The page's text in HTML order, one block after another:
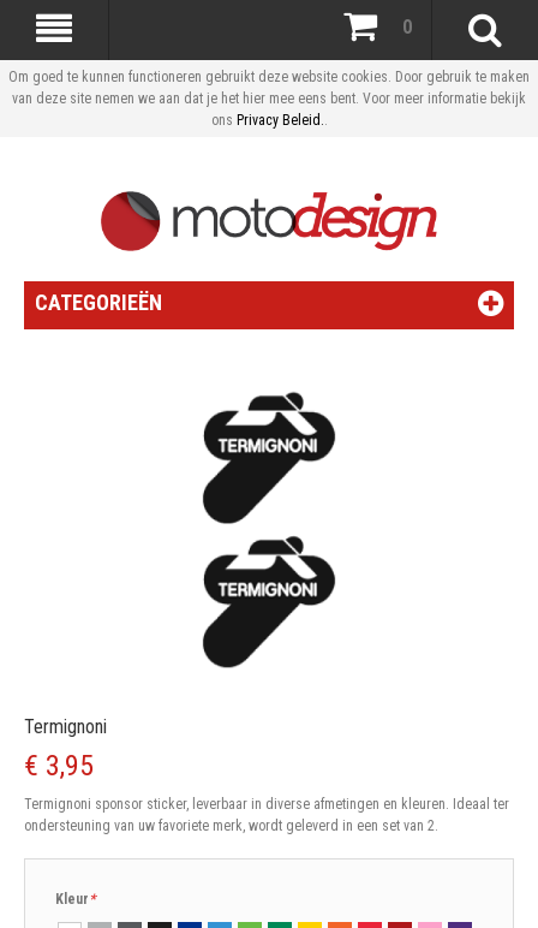
Om goed te kunnen functioneren gebruikt deze website cookies. Door gebruik te maken
van deze site nemen we aan dat je het hier mee eens bent. Voor meer informatie bekijk
ons Privacy Beleid..
0
CATEGORIEËN
Termignoni
€ 3,95
Termignoni sponsor sticker, leverbaar in diverse afmetingen en kleuren. Ideaal ter
ondersteuning van uw favoriete merk, wordt geleverd in een set van 2.
*
Kleur